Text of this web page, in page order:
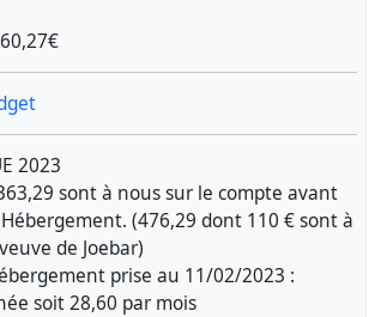
2023
sont à nous sur le compte avant
(476,29 dont 110 € sont à
de Joebar)
prise au 11/02/2023 :
soit 28,60 par mois